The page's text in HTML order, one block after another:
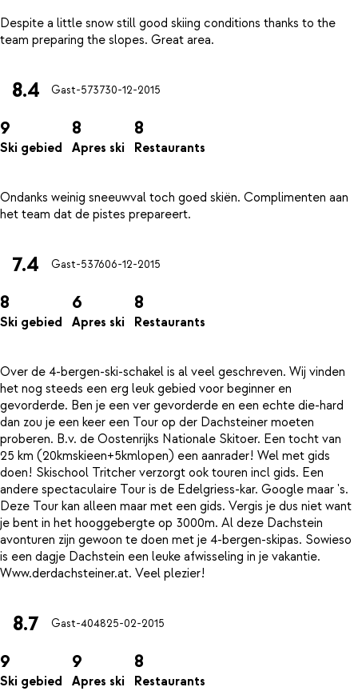
Despite a little snow still good skiing conditions thanks to the
8.4 Gast-573730-12-2015
9
Ski gebied
8
Apres ski
8
Restaurants
Ondanks weinig sneeuwval toch goed skiën. Complimenten aan
7.4 Gast-537606-12-2015
8
Ski gebied
6
Apres ski
8
Restaurants
Over de 4-bergen-ski-schakel is al veel geschreven. Wij vinden
het nog steeds een erg leuk gebied voor beginner en
gevorderde. Ben je een ver gevorderde en een echte die-hard
dan zou je een keer een Tour op der Dachsteiner moeten
proberen. B.v. de Oostenrijks Nationale Skitoer. Een tocht van
25 km (20kmskieen+5kmlopen) een aanrader! Wel met gids
doen! Skischool Tritcher verzorgt ook touren incl gids. Een
andere spectaculaire Tour is de Edelgriess-kar. Google maar 's.
Deze Tour kan alleen maar met een gids. Vergis je dus niet want
je bent in het hooggebergte op 3000m. Al deze Dachstein
avonturen zijn gewoon te doen met je 4-bergen-skipas. Sowieso
is een dagje Dachstein een leuke afwisseling in je vakantie.
8.7 Gast-404825-02-2015
9
Ski gebied
9
Apres ski
8
Restaurants